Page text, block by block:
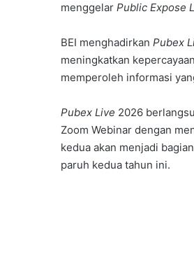
menggelar Public Expose
BEI menghadirkan Pubex
meningkatkan
memperoleh informasi
Pubex Live 2026
Zoom Webinar dengan
kedua akan menjadi
paruh kedua tahun ini.